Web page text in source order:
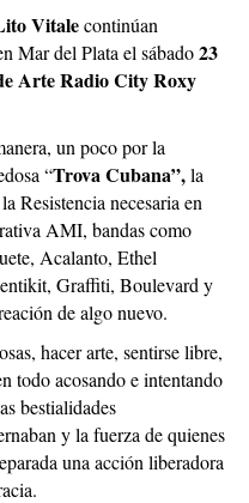
Vitalecontinúan
Mar del Plata el sábado23
Arte Radio City Roxy
un poco por la
“Trova Cubana”,la
Resistencia necesaria en
AMI, bandas como
Acalanto, Ethel
Graffiti, Boulevard y
de algo nuevo.
hacer arte, sentirse libre,
todo acosando e intentando
bestialidades
y la fuerza de quienes
una acción liberadora